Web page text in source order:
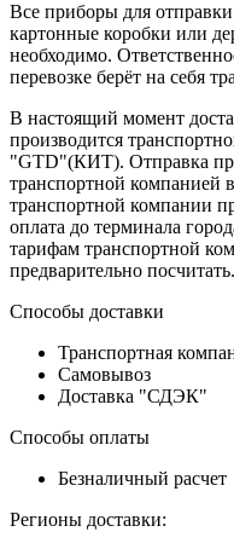
Все приборы для
картонные коробки или
необходимо.
перевозке берёт на себя
В настоящий момент
производится
"GTD"(КИТ). Отправка
транспортной компанией
транспортной компании
оплата до терминала
тарифам транспортной
предварительно посчитать.
Способы доставки
Транспортная
Самовывоз
Доставка "СДЭК"
Способы оплаты
Безналичный расчет
Регионы доставки: